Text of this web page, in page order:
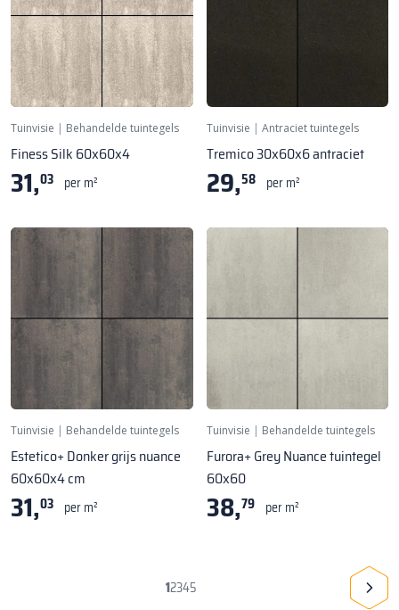
Tuinvisie | Behandelde tuintegels
Finess Silk 60x60x4
31,03 per m²
Tuinvisie | Antraciet tuintegels
Tremico 30x60x6 antraciet
29,58 per m²
Tuinvisie | Behandelde tuintegels
Estetico+ Donker grijs nuance
60x60x4 cm
31,03 per m²
Tuinvisie | Behandelde tuintegels
Furora+ Grey Nuance tuintegel
60x60
38,79 per m²
12345